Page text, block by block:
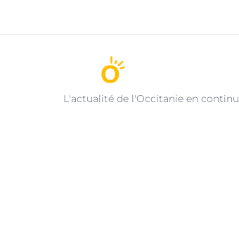
L'actualité de l'Occitanie en continu